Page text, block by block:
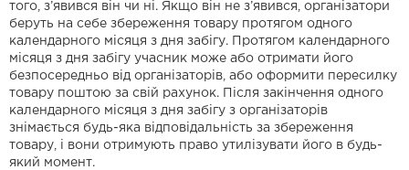
того, з’явився він чи ні. Якщо він не з’явився, організатори
беруть на себе збереження товару протягом одного
календарного місяця з дня забігу. Протягом календарного
місяця з дня забігу учасник може або отримати його
безпосередньо від організаторів, або оформити пересилку
товару поштою за свій рахунок. Після закінчення одного
календарного місяця з дня забігу з організаторів
знімається будь-яка відповідальність за збереження
товару, і вони отримують право утилізувати його в будь-
який момент.